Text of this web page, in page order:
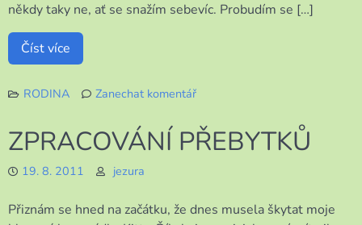
někdy taky ne, ať se snažím sebevíc. Probudím se […]
Číst více
RODINA
Zanechat komentář
TOMU
NĚJAK
ZPRACOVÁNÍ PŘEBYTKŮ
19. 8. 2011 jezura
Přiznám se hned na začátku, že dnes musela škytat moje